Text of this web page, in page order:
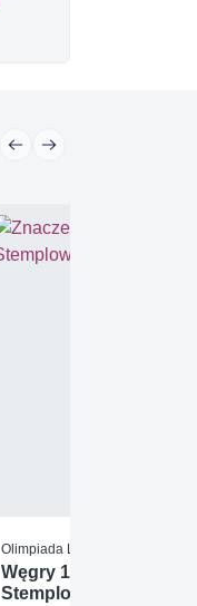
Olimpiada Letnia 1964 Tokio
Węgry 1964 Mi bl 43
Stemplowane